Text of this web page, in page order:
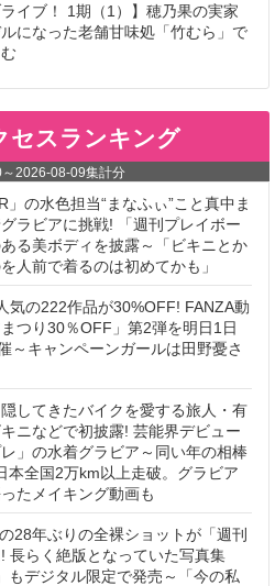
ライブ！ 1期（1）】穂乃果の実家
ルになった老舗甘味処「竹むら」で
セスランキング
～2026-08-09集計分
」の水色担当“まなふぃ”こと真中ま
ラビアに挑戦! 「週刊プレイボー
る美ボディを披露～「ビキニとか
人前で着るのは初めてかも」
気の222作品が30%OFF! FANZA動
つり30％OFF」第2弾を明日1日
～キャンペーンガールは田野憂さ
してきたバイクを愛する旅人・有
ニなどで初披露! 芸能界デビュー
」の水着グラビア～同い年の相棒
本全国2万km以上走破。グラビア
たメイキング動画も
28年ぶりの全裸ショットが「週刊
長らく絶版となっていた写真集
もデジタル限定で発売～「今の私